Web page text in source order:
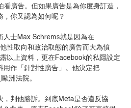
廣告。但如果廣告是為你度身訂造，
，你又認為如何呢？
人士Max Schrems就是因為在
性取向和政治取態的廣告而大為憤
以上資料，更在Facebook的私隱設定
用作「針對性廣告」。他決定把
洲法院。
，判他勝訴。到底Meta是否違反協